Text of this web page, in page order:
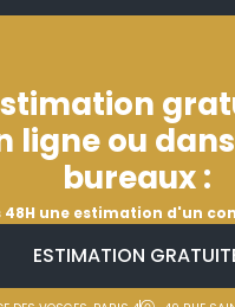
ligne ou
bureaux :
48H une estimation d'un
ESTIMATION